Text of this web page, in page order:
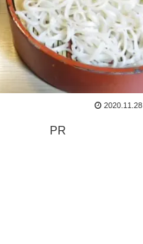
2020.11.28
PR